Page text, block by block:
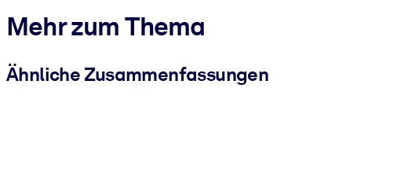
Mehr zum Thema
Ähnliche Zusammenfassungen